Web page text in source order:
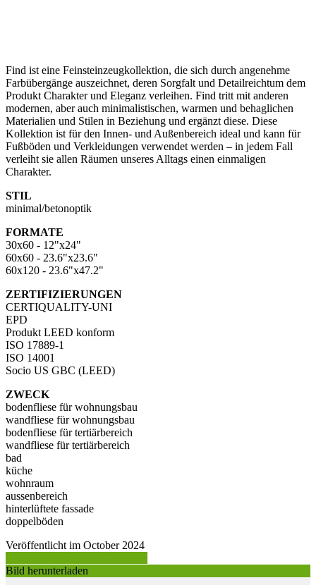
Find ist eine Feinsteinzeugkollektion, die sich durch angenehme
Farbübergänge auszeichnet, deren Sorgfalt und Detailreichtum dem
Produkt Charakter und Eleganz verleihen. Find tritt mit anderen
modernen, aber auch minimalistischen, warmen und behaglichen
Materialien und Stilen in Beziehung und ergänzt diese. Diese
Kollektion ist für den Innen- und Außenbereich ideal und kann für
Fußböden und Verkleidungen verwendet werden – in jedem Fall
verleiht sie allen Räumen unseres Alltags einen einmaligen
Charakter.
STIL
minimal/betonoptik
FORMATE
30x60 - 12"x24"
60x60 - 23.6"x23.6"
60x120 - 23.6"x47.2"
ZERTIFIZIERUNGEN
CERTIQUALITY-UNI
EPD
Produkt LEED konform
ISO 17889-1
ISO 14001
Socio US GBC (LEED)
ZWECK
bodenfliese für wohnungsbau
wandfliese für wohnungsbau
bodenfliese für tertiärbereich
wandfliese für tertiärbereich
bad
küche
wohnraum
aussenbereich
hinterlüftete fassade
doppelböden
Veröffentlicht im October 2024
Bild herunterladen